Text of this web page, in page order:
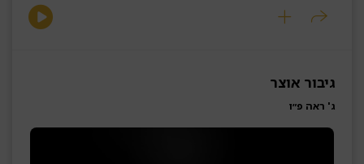
גיבור אוצר
ג' ראה פ״ו